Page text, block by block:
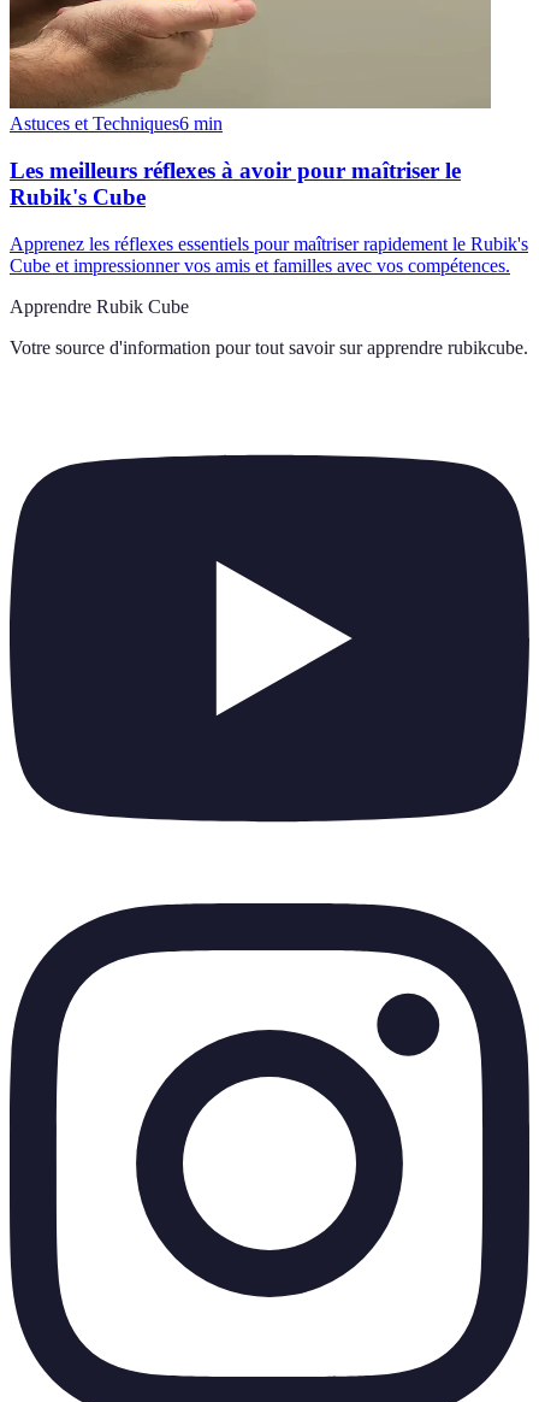
Astuces et Techniques6 min
Les meilleurs réflexes à avoir pour maîtriser le
Rubik's Cube
Apprenez les réflexes essentiels pour maîtriser rapidement le Rubik's
Cube et impressionner vos amis et familles avec vos compétences.
Apprendre Rubik Cube
Votre source d'information pour tout savoir sur apprendre rubikcube.